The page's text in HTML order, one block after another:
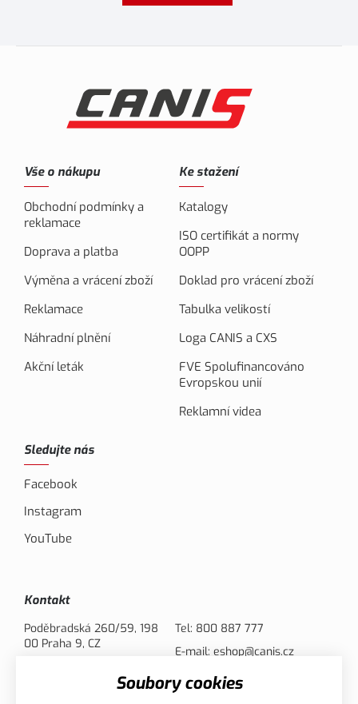
Vše o nákupu
Obchodní podmínky a
reklamace
Doprava a platba
Výměna a vrácení zboží
Reklamace
Náhradní plnění
Akční leták
Ke stažení
Katalogy
ISO certifikát a normy
OOPP
Doklad pro vrácení zboží
Tabulka velikostí
Loga CANIS a CXS
FVE Spolufinancováno
Evropskou unií
Reklamní videa
Sledujte nás
Facebook
Instagram
YouTube
Kontakt
Poděbradská 260/59, 198
00 Praha 9, CZ
Tel: 800 887 777
E-mail: eshop@canis.cz
Soubory cookies